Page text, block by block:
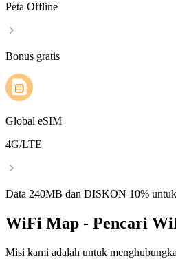
Peta Offline
Bonus gratis
Global eSIM
4G/LTE
Data 240MB dan DISKON 10%
WiFi Map - Pencari
Misi kami adalah untuk